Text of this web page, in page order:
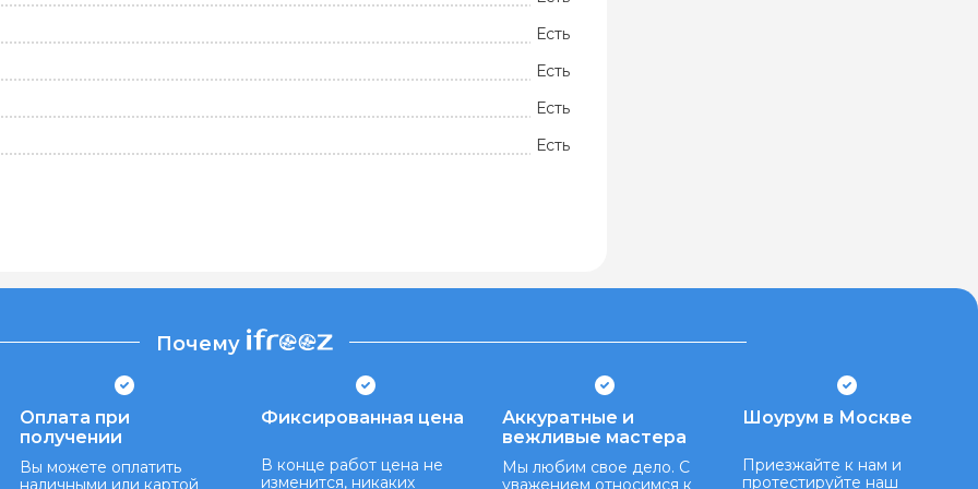
Есть
Есть
Есть
Есть
Почему
Оплата при
получении
Вы можете оплатить
наличными или картой
Фиксированная цена
В конце работ цена не
изменится, никаких
Аккуратные и
вежливые мастера
Мы любим свое дело. С
уважением относимся к
Шоурум в Москве
Приезжайте к нам и
протестируйте наш